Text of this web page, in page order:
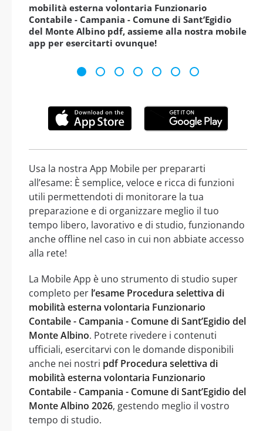
mobilità esterna volontaria Funzionario
Contabile - Campania - Comune di Sant’Egidio
del Monte Albino pdf, assieme alla nostra mobile
app per esercitarti ovunque!
Usa la nostra App Mobile per prepararti
all’esame: È semplice, veloce e ricca di funzioni
utili permettendoti di monitorare la tua
preparazione e di organizzare meglio il tuo
tempo libero, lavorativo e di studio, funzionando
anche offline nel caso in cui non abbiate accesso
alla rete!
La Mobile App è uno strumento di studio super
completo per l’esame Procedura selettiva di
mobilità esterna volontaria Funzionario
Contabile - Campania - Comune di Sant’Egidio del
Monte Albino. Potrete rivedere i contenuti
ufficiali, esercitarvi con le domande disponibili
anche nei nostri pdf Procedura selettiva di
mobilità esterna volontaria Funzionario
Contabile - Campania - Comune di Sant’Egidio del
Monte Albino 2026, gestendo meglio il vostro
tempo di studio.